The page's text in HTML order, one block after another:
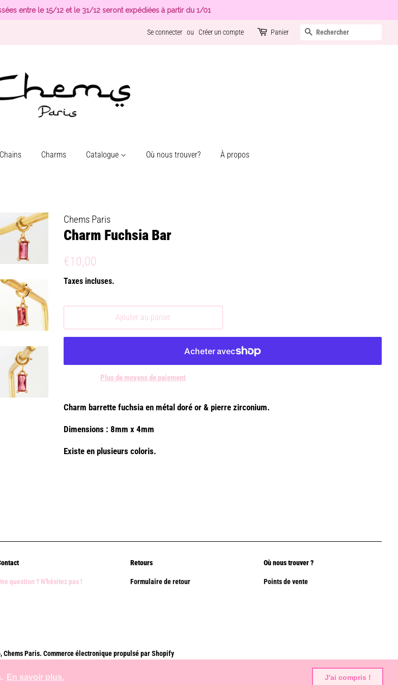
En savoir plus. J'ai compris !
entre le 15/12 et le 31/12 seront expédiées à partir du 1/01
Se connecter ou Créer un compte Panier Recherche
Chains Charms Catalogue Où nous trouver? À propos
Chems Paris
Charm Fuchsia Bar
Prix
€10,00
Taxes incluses.
Ajouter au panier
Plus de moyens de paiement
Charm barrette fuchsia en métal doré or & pierre zirconium.
Dimensions : 8mm x 4mm
Existe en plusieurs coloris.
question ? N'hésitez pas !
Retours
Formulaire de retour
Où nous trouver ?
Points de vente
Chems Paris. Commerce électronique propulsé par Shopify